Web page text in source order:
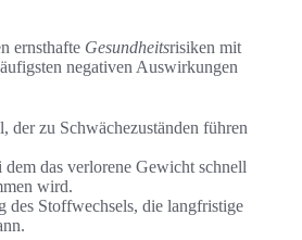
ernsthafte Gesundheitsrisiken mit
negativen Auswirkungen
der zu Schwächezuständen führen
das verlorene Gewicht schnell
wird.
des Stoffwechsels, die langfristige